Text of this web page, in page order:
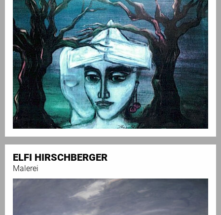
ELFI HIRSCHBERGER
Malerei